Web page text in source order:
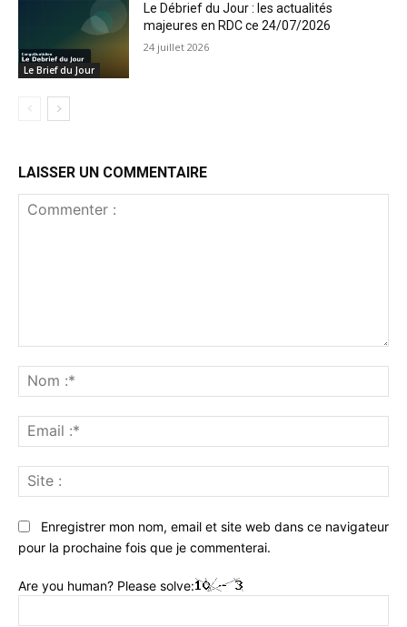
Le Brief du Jour
Le Débrief du Jour : les actualités
majeures en RDC ce 24/07/2026
24 juillet 2026
LAISSER UN COMMENTAIRE
:*
:*
:
Enregistrer mon nom, email et site web dans ce navigateur
pour la prochaine fois que je commenterai.
Are you human? Please solve: